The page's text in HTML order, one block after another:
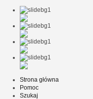
Strona główna
Pomoc
Szukaj